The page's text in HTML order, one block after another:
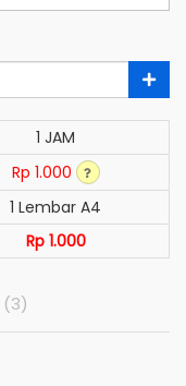
1 JAM
Rp 1.000
1 Lembar A4
Rp 1.000
(3)